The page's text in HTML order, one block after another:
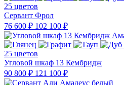
25 цветов
Сервант Фрол
76 600 ₽ 102 100 ₽
25 цветов
Угловой шкаф 13 Кембридж
90 800 ₽ 121 100 ₽